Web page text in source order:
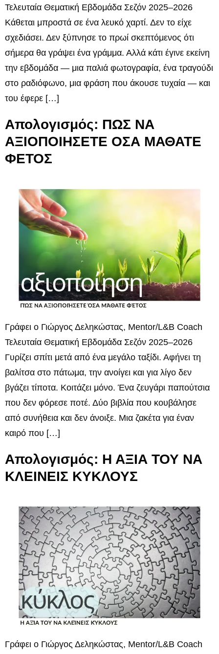
Τελευταία Θεματική Εβδομάδα Σεζόν 2025–2026
Κάθεται μπροστά σε ένα λευκό χαρτί. Δεν το είχε
σχεδιάσει. Δεν ξύπνησε το πρωί σκεπτόμενος ότι
σήμερα θα γράψει ένα γράμμα. Αλλά κάτι έγινε εκείνη
την εβδομάδα — μια παλιά φωτογραφία, ένα τραγούδι
στο ραδιόφωνο, μια φράση που άκουσε τυχαία — και
του έφερε […]
Απολογισμός: ΠΩΣ ΝΑ
ΑΞΙΟΠΟΙΗΣΕΤΕ ΟΣΑ ΜΑΘΑΤΕ
ΦΕΤΟΣ
Γράφει ο Γιώργος Δεληκώστας, Mentor/L&B Coach
Τελευταία Θεματική Εβδομάδα Σεζόν 2025–2026
Γυρίζει σπίτι μετά από ένα μεγάλο ταξίδι. Αφήνει τη
βαλίτσα στο πάτωμα, την ανοίγει και για λίγο δεν
βγάζει τίποτα. Κοιτάζει μόνο. Ένα ζευγάρι παπούτσια
που δεν φόρεσε ποτέ. Δύο βιβλία που κουβάλησε
από συνήθεια και δεν άνοιξε. Μια ζακέτα για έναν
καιρό που […]
Απολογισμός: Η ΑΞΙΑ ΤΟΥ ΝΑ
ΚΛΕΙΝΕΙΣ ΚΥΚΛΟΥΣ
Γράφει ο Γιώργος Δεληκώστας, Mentor/L&B Coach